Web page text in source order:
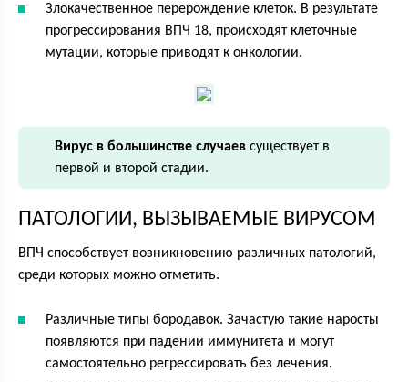
Злокачественное перерождение клеток. В результате
прогрессирования ВПЧ 18, происходят клеточные
мутации, которые приводят к онкологии.
Вирус в большинстве случаев существует в
первой и второй стадии.
ПАТОЛОГИИ, ВЫЗЫВАЕМЫЕ ВИРУСОМ
ВПЧ способствует возникновению различных патологий,
среди которых можно отметить.
Различные типы бородавок. Зачастую такие наросты
появляются при падении иммунитета и могут
самостоятельно регрессировать без лечения.